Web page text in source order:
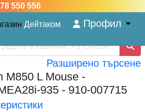
550 556
Дейтаком Профил
Разширено търсене
L Mouse -
935 - 910-007715